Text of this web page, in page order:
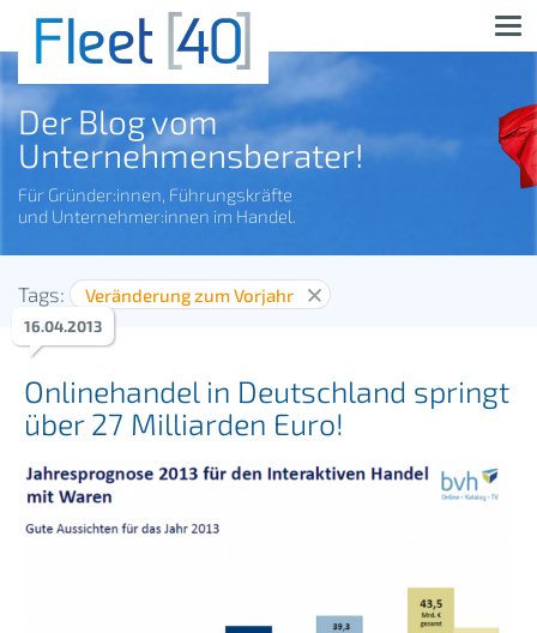
Der Blog vom
Unternehmensberater!
Für Gründer:innen, Führungskräfte
und Unternehmer:innen im Handel.
Tags: Veränderung zum Vorjahr
Onlinehandel in Deutschland springt
über 27 Milliarden Euro!
16.04.2013